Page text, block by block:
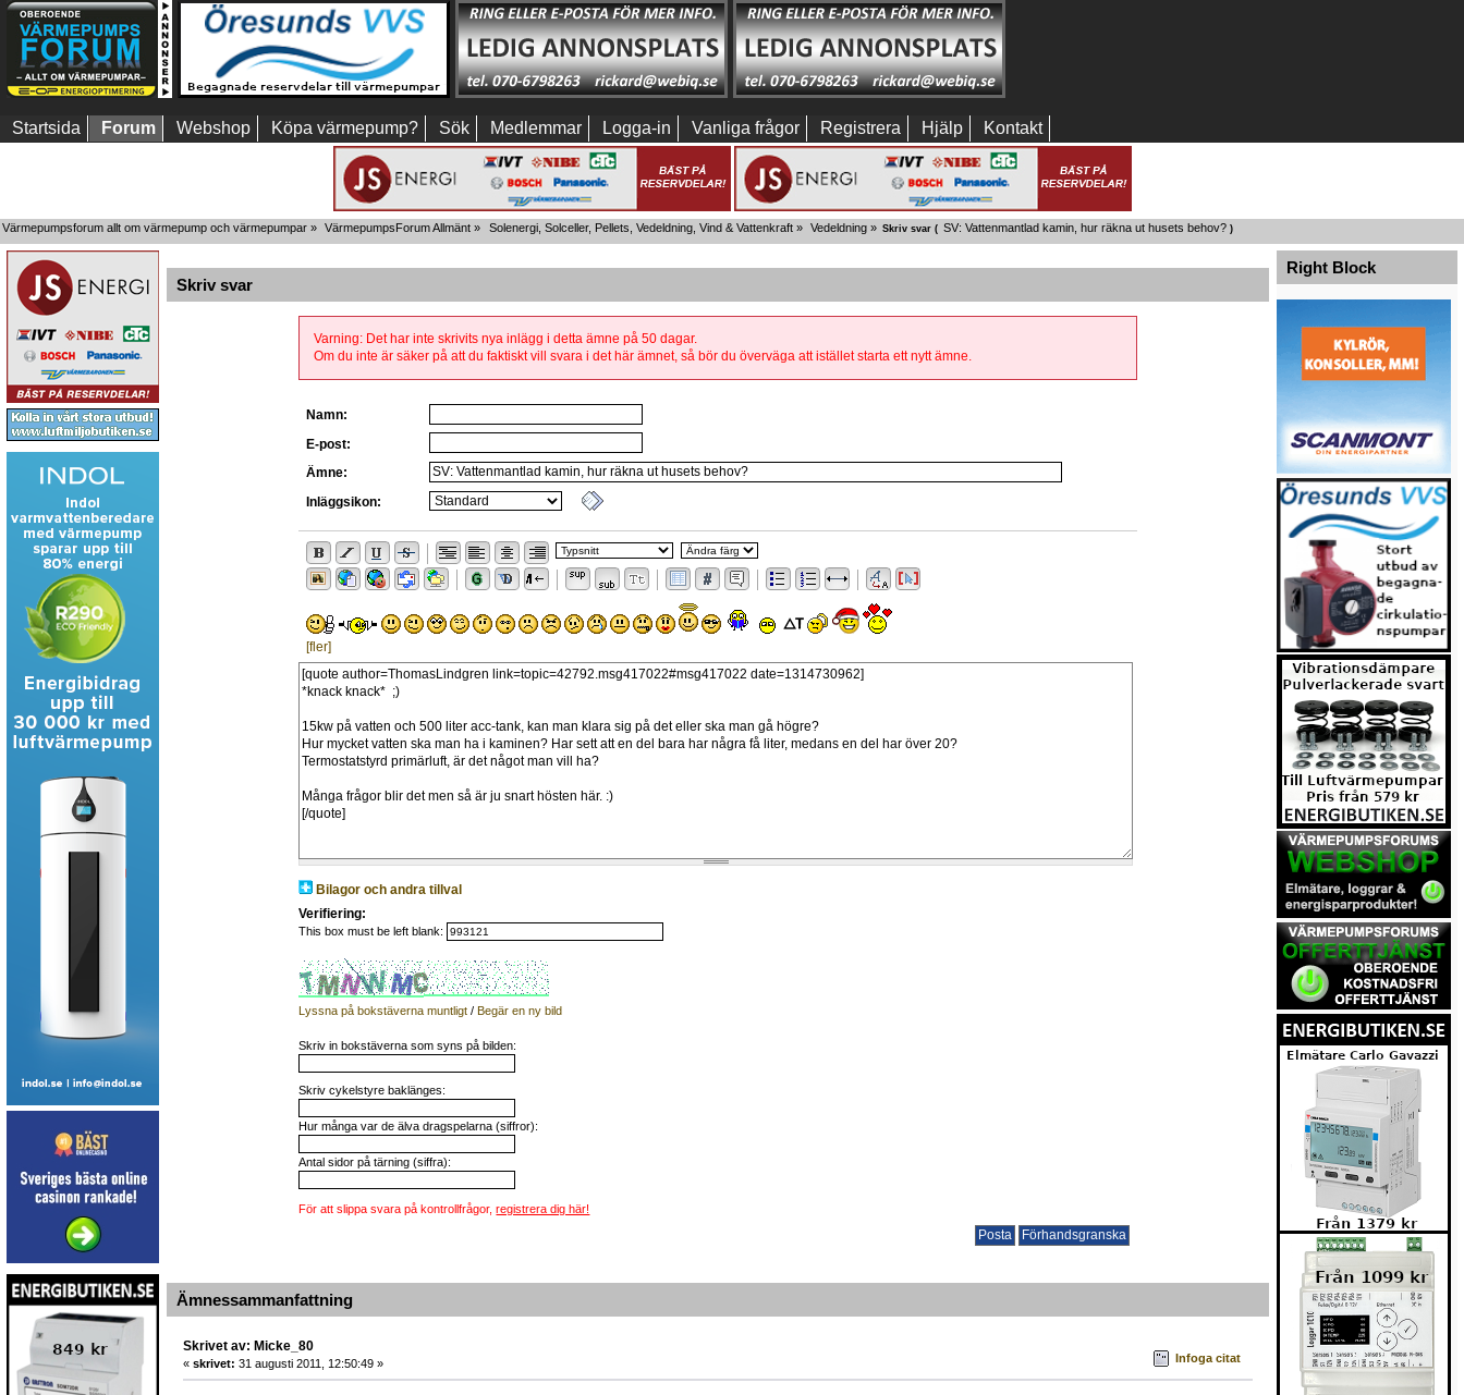
Startsida Forum Webshop Köpa värmepump? Sök Medlemmar Logga-in Vanliga frågor Registrera Hjälp Kontakt
Värmepumpsforum allt om värmepump och värmepumpar » VärmepumpsForum Allmänt » Solenergi, Solceller, Pellets, Vedeldning, Vind & Vattenkraft» Vedeldning» Skriv svar ( SV: Vattenmantlad kamin, hur räkna ut husets behov? )
Skriv svar
Varning: Det har inte skrivits nya inlägg i detta ämne på 50 dagar.
Om du inte är säker på att du faktiskt vill svara i det här ämnet, så bör du överväga att istället starta ett nytt ämne.
Namn:
E-post:
Ämne:
Inläggsikon:
[fler]
Bilagor och andra tillval
Verifiering:
This box must be left blank:
Lyssna på bokstäverna muntligt /Begär en ny bild
Skriv in bokstäverna som syns på bilden:
Skriv cykelstyre baklänges:
Hur många var de älva dragspelarna (siffror):
Antal sidor på tärning (siffra):
För att slippa svara på kontrollfrågor,registrera dig här!
Ämnessammanfattning
Skrivet av: Micke_80
« skrivet: 31 augusti 2011, 12:50:49 » Infoga citat
Right Block